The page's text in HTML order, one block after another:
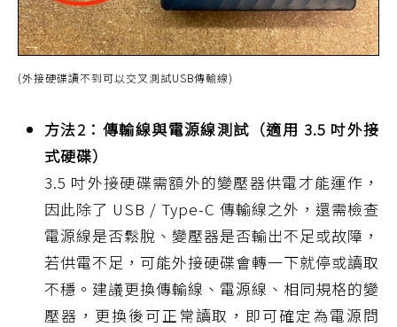
(外接硬碟讀不到可以交叉測試USB傳輸線)
方法2：傳輸線與電源線測試（適用 3.5 吋外接
式硬碟）
3.5 吋外接硬碟需額外的變壓器供電才能運作，
因此除了 USB / Type-C 傳輸線之外，還需檢查
電源線是否鬆脫、變壓器是否輸出不足或故障，
若供電不足，可能外接硬碟會轉一下就停或讀取
不穩。建議更換傳輸線、電源線、相同規格的變
壓器，更換後可正常讀取，即可確定為電源問